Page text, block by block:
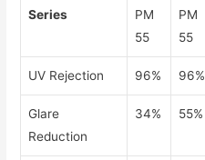
Series
PM
55
PM
55
UV Rejection 96% 96%
Glare
Reduction
34% 55%